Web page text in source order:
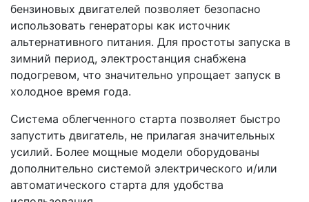
бензиновых двигателей позволяет безопасно
использовать генераторы как источник
альтернативного питания. Для простоты запуска в
зимний период, электростанция снабжена
подогревом, что значительно упрощает запуск в
холодное время года.
Система облегченного старта позволяет быстро
запустить двигатель, не прилагая значительных
усилий. Более мощные модели оборудованы
дополнительно системой электрического и/или
автоматического старта для удобства